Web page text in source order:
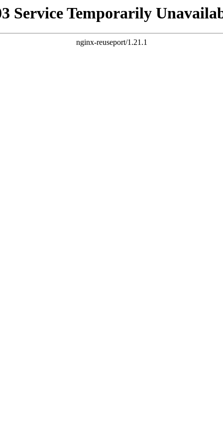
Service Temporarily
nginx-reuseport/1.21.1